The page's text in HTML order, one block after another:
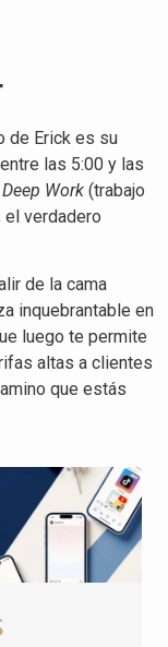
de Erick es su
las 5:00 y las
Deep Work (trabajo
verdadero
de la cama
inquebrantable en
luego te permite
altas a clientes
que estás